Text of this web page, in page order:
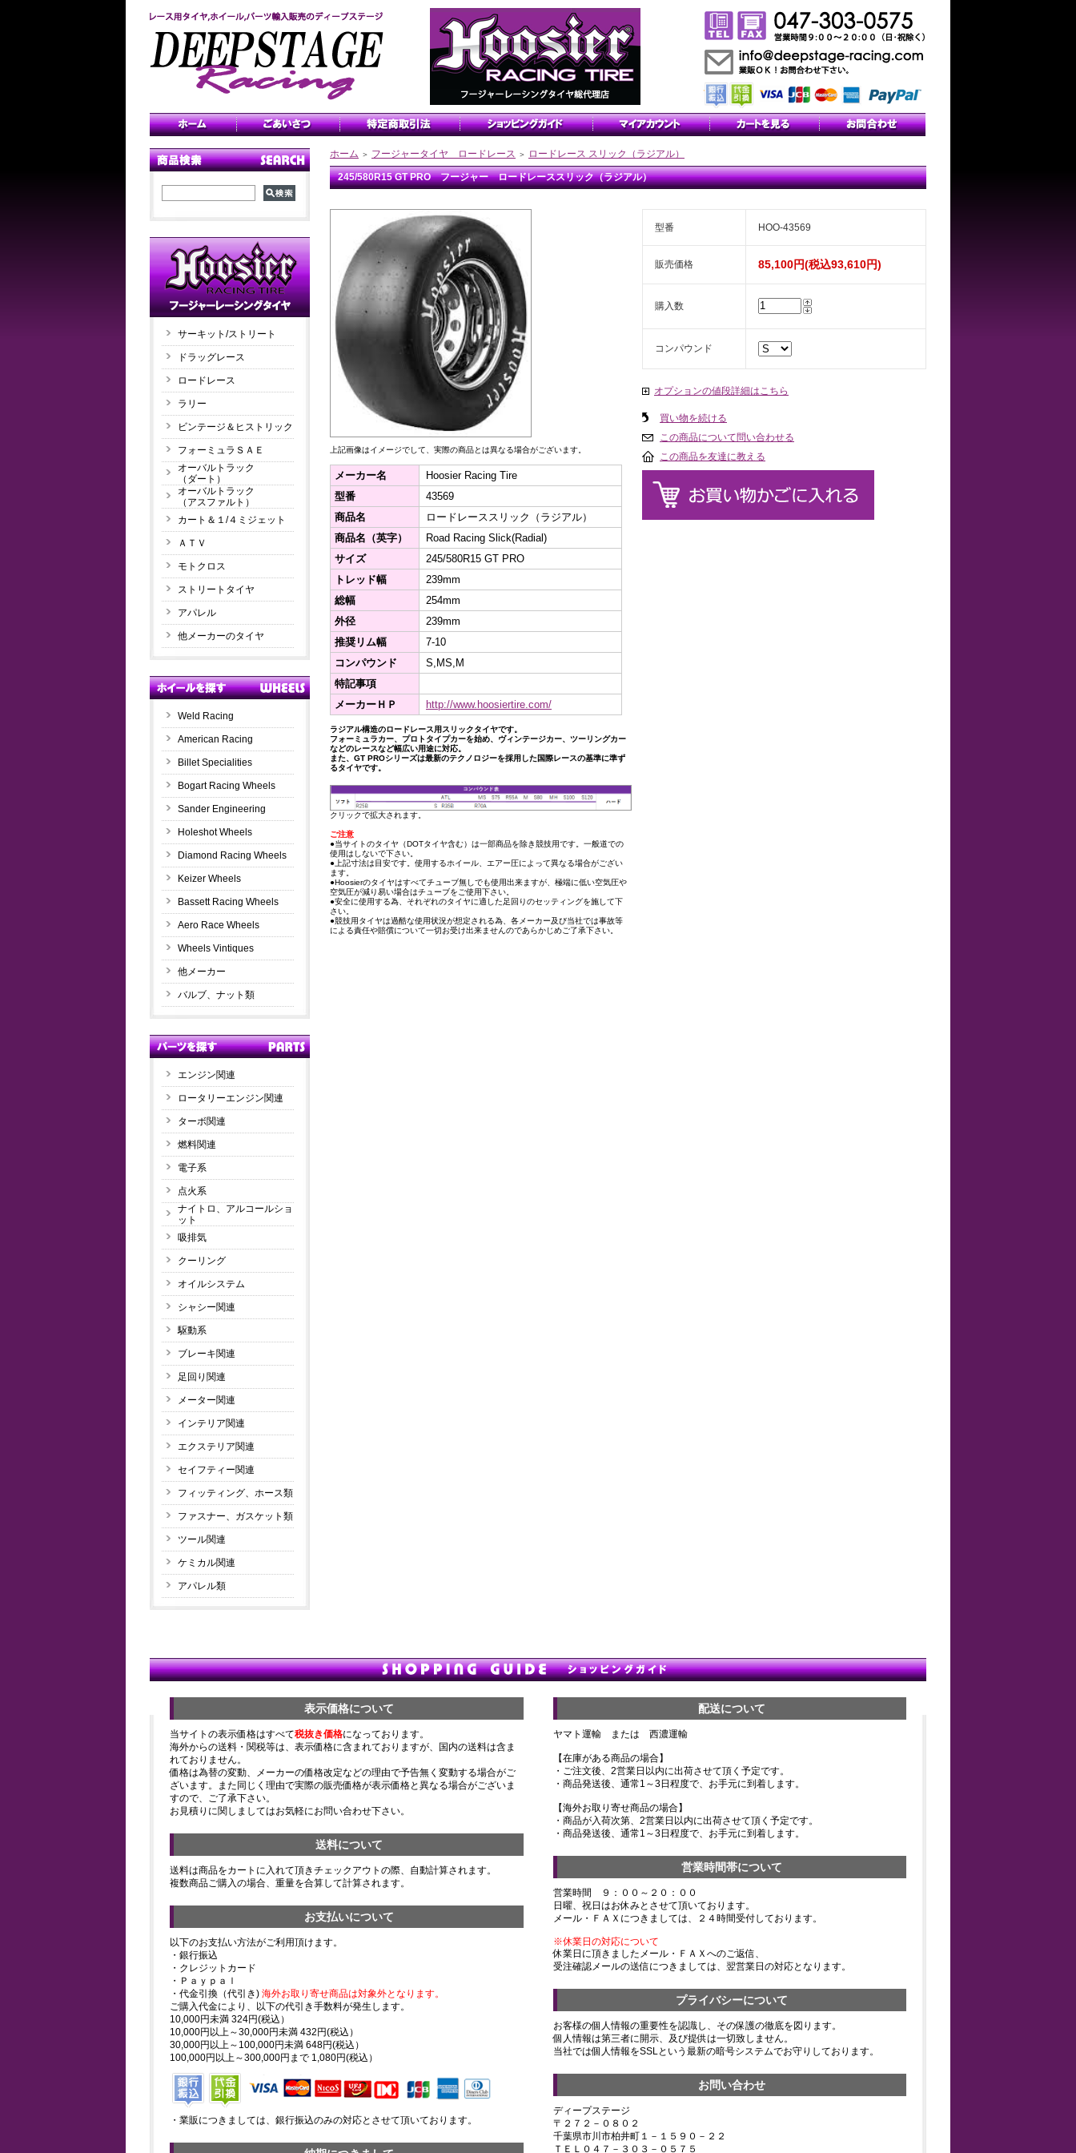
サーキット/ストリート
ドラッグレース
ロードレース
ラリー
ビンテージ＆ヒストリック
フォーミュラＳＡＥ
オーバルトラック
（ダート）
オーバルトラック
（アスファルト）
カート＆１/４ミジェット
ＡＴＶ
モトクロス
ストリートタイヤ
アパレル
他メーカーのタイヤ
Weld Racing
American Racing
Billet Specialities
Bogart Racing Wheels
Sander Engineering
Holeshot Wheels
Diamond Racing Wheels
Keizer Wheels
Bassett Racing Wheels
Aero Race Wheels
Wheels Vintiques
他メーカー
バルブ、ナット類
エンジン関連
ロータリーエンジン関連
ターボ関連
燃料関連
電子系
点火系
ナイトロ、アルコールショ
ット
吸排気
クーリング
オイルシステム
シャシー関連
駆動系
ブレーキ関連
足回り関連
メーター関連
インテリア関連
エクステリア関連
セイフティー関連
フィッティング、ホース類
ファスナー、ガスケット類
ツール関連
ケミカル関連
アパレル類
ホーム ＞ フージャータイヤ ロードレース ＞ ロードレース スリック（ラジアル）
245/580R15 GT PRO フージャー ロードレーススリック（ラジアル）
上記画像はイメージでして、実際の商品とは異なる場合がございます。
メーカー名
Hoosier Racing Tire
型番
43569
商品名
ロードレーススリック（ラジアル）
商品名（英字）
Road Racing Slick(Radial)
サイズ
245/580R15 GT PRO
トレッド幅
239mm
総幅
254mm
外径
239mm
推奨リム幅
7-10
コンパウンド
S,MS,M
特記事項
メーカーＨＰ
http://www.hoosiertire.com/
ラジアル構造のロードレース用スリックタイヤです。
フォーミュラカー、プロトタイプカーを始め、ヴィンテージカー、ツーリングカー
などのレースなど幅広い用途に対応。
また、GT PROシリーズは最新のテクノロジーを採用した国際レースの基準に準ず
るタイヤです。
クリックで拡大されます。
ご注意
●当サイトのタイヤ（DOTタイヤ含む）は一部商品を除き競技用です。一般道での
使用はしないで下さい。
●上記寸法は目安です。使用するホイール、エアー圧によって異なる場合がござい
ます。
●Hoosierのタイヤはすべてチューブ無しでも使用出来ますが、極端に低い空気圧や
空気圧が減り易い場合はチューブをご使用下さい。
●安全に使用する為、それぞれのタイヤに適した足回りのセッティングを施して下
さい。
●競技用タイヤは過酷な使用状況が想定される為、各メーカー及び当社では事故等
による責任や賠償について一切お受け出来ませんのであらかじめご了承下さい。
型番 HOO-43569
販売価格 85,100円(税込93,610円)
購入数
コンパウンド
オプションの値段詳細はこちら
買い物を続ける
この商品について問い合わせる
この商品を友達に教える
表示価格について
当サイトの表示価格はすべて税抜き価格になっております。
海外からの送料・関税等は、表示価格に含まれておりますが、国内の送料は含ま
れておりません。
価格は為替の変動、メーカーの価格改定などの理由で予告無く変動する場合がご
ざいます。また同じく理由で実際の販売価格が表示価格と異なる場合がございま
すので、ご了承下さい。
お見積りに関しましてはお気軽にお問い合わせ下さい。
送料について
送料は商品をカートに入れて頂きチェックアウトの際、自動計算されます。
複数商品ご購入の場合、重量を合算して計算されます。
お支払いについて
以下のお支払い方法がご利用頂けます。
・銀行振込
・クレジットカード
・Ｐａｙｐａｌ
・代金引換（代引き) 海外お取り寄せ商品は対象外となります。
ご購入代金により、以下の代引き手数料が発生します。
10,000円未満 324円(税込）
10,000円以上～30,000円未満 432円(税込）
30,000円以上～100,000円未満 648円(税込）
100,000円以上～300,000円まで 1,080円(税込）
・業販につきましては、銀行振込のみの対応とさせて頂いております。
配送について
ヤマト運輸 または 西濃運輸
【在庫がある商品の場合】
・ご注文後、2営業日以内に出荷させて頂く予定です。
・商品発送後、通常1～3日程度で、お手元に到着します。
【海外お取り寄せ商品の場合】
・商品が入荷次第、2営業日以内に出荷させて頂く予定です。
・商品発送後、通常1～3日程度で、お手元に到着します。
営業時間帯について
営業時間 ９：００～２０：００
日曜、祝日はお休みとさせて頂いております。
メール・ＦＡＸにつきましては、２４時間受付しております。
※休業日の対応について
休業日に頂きましたメール・ＦＡＸへのご返信、
受注確認メールの送信につきましては、翌営業日の対応となります。
プライバシーについて
お客様の個人情報の重要性を認識し、その保護の徹底を図ります。
個人情報は第三者に開示、及び提供は一切致しません。
当社では個人情報をSSLという最新の暗号システムでお守りしております。
お問い合わせ
ディープステージ
〒２７２－０８０２
千葉県市川市柏井町１－１５９０－２２
ＴＥＬ０４７－３０３－０５７５